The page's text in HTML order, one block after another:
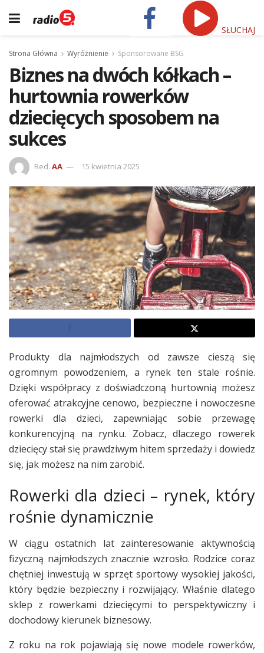
SŁUCHAJ
Strona Główna Wyróżnienie Sponsorowane BSG
Biznes na dwóch kółkach –
hurtownia rowerków
dziecięcych sposobem na
sukces
Red. AA 15 kwietnia 2025
Produkty dla najmłodszych od zawsze cieszą się
ogromnym powodzeniem, a rynek ten stale rośnie.
Dzięki współpracy z doświadczoną hurtownią możesz
oferować atrakcyjne cenowo, bezpieczne i nowoczesne
rowerki dla dzieci, zapewniając sobie przewagę
konkurencyjną na rynku. Zobacz, dlaczego rowerek
dziecięcy stał się prawdziwym hitem sprzedaży i dowiedz
się, jak możesz na nim zarobić.
Rowerki dla dzieci – rynek, który
rośnie dynamicznie
W ciągu ostatnich lat zainteresowanie aktywnością
fizyczną najmłodszych znacznie wzrosło. Rodzice coraz
chętniej inwestują w sprzęt sportowy wysokiej jakości,
który będzie bezpieczny i rozwijający. Właśnie dlatego
sklep z rowerkami dziecięcymi to perspektywiczny i
dochodowy kierunek biznesowy.
Z roku na rok pojawiają się nowe modele rowerków,